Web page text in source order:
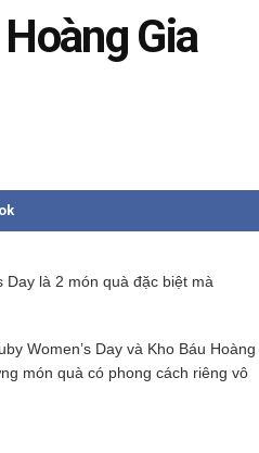
Gia
Day là 2 món quà đặc biệt mà
Women’s Day và Kho Báu Hoàng
món quà có phong cách riêng vô